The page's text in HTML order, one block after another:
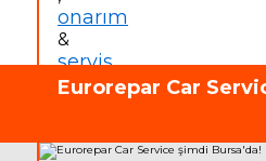
onarım
&
servis
ihtiyacınız için Yeni
hizmetinizde!
Eurorepar Car